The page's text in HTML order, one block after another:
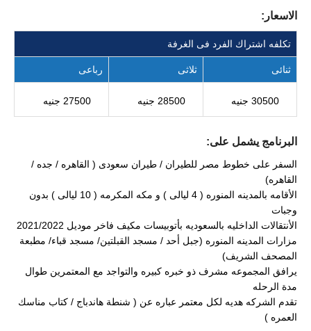
الاسعار:
تكلفه اشتراك الفرد فى الغرفة
ثنائى ثلاثى رباعى
30500 جنيه 28500 جنيه 27500 جنيه
البرنامج يشمل على:
السفر على خطوط مصر للطيران / طيران سعودى ( القاهره / جده /
القاهره)
الأقامه بالمدينه المنوره ( 4 ليالى ) و مكه المكرمه ( 10 ليالى ) بدون
وجبات
الأنتقالات الداخليه بالسعوديه بأتوبيسات مكيف فاخر موديل 2021/2022
مزارات المدينه المنوره (جبل أحد / مسجد القبلتين/ مسجد قباء/ مطبعة
المصحف الشريف)
يرافق المجموعه مشرف ذو خبره كبيره والتواجد مع المعتمرين طوال
مدة الرحله
تقدم الشركه هديه لكل معتمر عباره عن ( شنطة هاندباج / كتاب مناسك
العمره )